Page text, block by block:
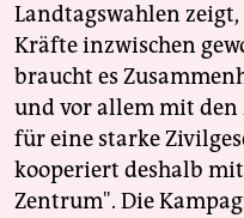
Landtagswahlen
Kräfte inzwischen
braucht es
und vor allem mit den
für eine starke
kooperiert deshalb
Zentrum". Die